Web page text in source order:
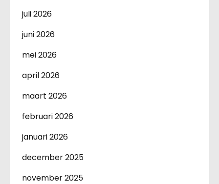
juli 2026
juni 2026
mei 2026
april 2026
maart 2026
februari 2026
januari 2026
december 2025
november 2025